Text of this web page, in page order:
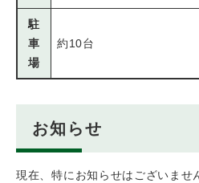
駐
車
場
約10台
お知らせ
現在、特にお知らせはございませ